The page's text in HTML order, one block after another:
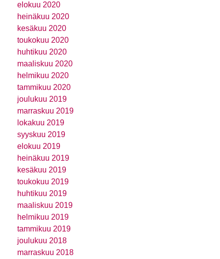
elokuu 2020
heinäkuu 2020
kesäkuu 2020
toukokuu 2020
huhtikuu 2020
maaliskuu 2020
helmikuu 2020
tammikuu 2020
joulukuu 2019
marraskuu 2019
lokakuu 2019
syyskuu 2019
elokuu 2019
heinäkuu 2019
kesäkuu 2019
toukokuu 2019
huhtikuu 2019
maaliskuu 2019
helmikuu 2019
tammikuu 2019
joulukuu 2018
marraskuu 2018